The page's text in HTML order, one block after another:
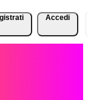
Accedi